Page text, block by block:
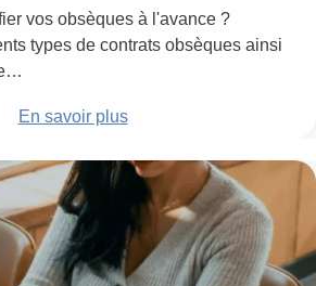
vos obsèques à l'avance ?
types de contrats obsèques ainsi
En savoir plus